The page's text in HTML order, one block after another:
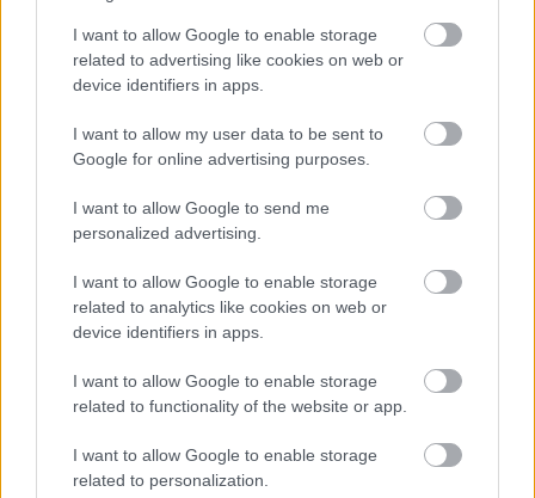
I want to allow Google to enable storage
related to advertising like cookies on web or
device identifiers in apps.
I want to allow my user data to be sent to
Google for online advertising purposes.
I want to allow Google to send me
personalized advertising.
I want to allow Google to enable storage
related to analytics like cookies on web or
device identifiers in apps.
I want to allow Google to enable storage
related to functionality of the website or app.
I want to allow Google to enable storage
related to personalization.
Utolsó fellépőként aSvoidegy sötét, hipnotikus
atmoszférát teremt. Koncertjük inkább egy utazásra